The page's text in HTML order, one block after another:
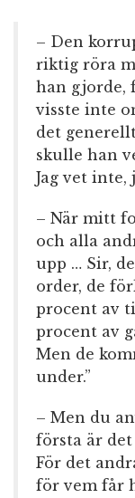
– Den
riktig röra
han gjorde,
visste inte
det
skulle han
Jag vet inte,
– När mitt
och alla
upp … Sir,
order, de
procent av
procent av
Men de
under.”
– Men du
första är
För det
för vem får